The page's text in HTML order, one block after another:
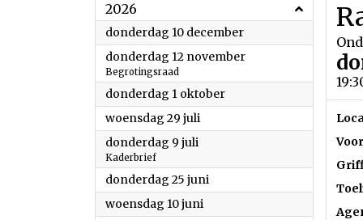
2026
donderdag 10 december2026
donderdag 12 november2026
Begrotingsraad
donderdag 1 oktober2026
woensdag 29 juli
donderdag 9 juli
Kaderbrief
donderdag 25 juni
woensdag 10 juni